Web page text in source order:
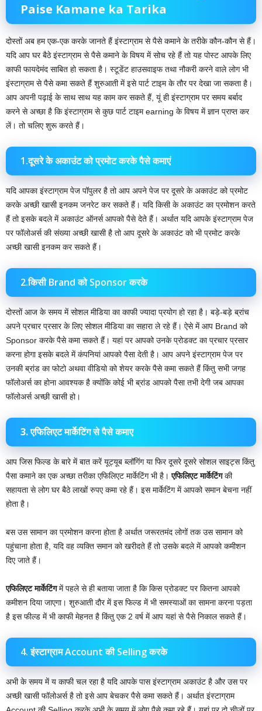
Paise Kamane ka Tarika
दोस्तों अब हम एक-एक करके जानते हैं इंस्टाग्राम से पैसे कमाने के तरीके कौन-कौन से हैं।
यदि आप घर बैठे इंस्टाग्राम से पैसे कमाने के विषय में सोच रहे हैं तो यह पोस्ट आपके लिए
काफी फायदेमंद साबित हो सकता है। स्टूडेंट हाउसवाइफ तथा नौकरी करने वाले लोग भी
इंस्टाग्राम से पैसे कमा सकते हैं शुरुआती में इसे पार्ट टाइम के तौर पर देखा जा सकता है।
आप अपनी पढ़ाई के साथ साथ यह काम कर सकते हैं, यूं ही इंस्टाग्राम पर समय बर्बाद
करने से अच्छा है कि इंस्टाग्राम से कुछ पार्ट टाइम earning के विषय में ज्ञान प्राप्त कर
लें। तो चलिए शुरू करते हैं।
1.दूसरे के अकाउंट को प्रमोट करके पैसे कमाएं
यदि आपका इंस्टाग्राम पेज पॉपुलर है तो आप अपने पेज पर दूसरे के अकाउंट को प्रमोट
करके अच्छी खासी इनकम जनरेट कर सकते हैं। यदि किसी के अकाउंट का प्रमोशन करते
हैं तो इसके बदले में अकाउंट ऑनर्स आपको पैसे देते हैं। अर्थात यदि आपके इंस्टाग्राम पेज
पर फॉलोअर्स की संख्या अच्छी खासी है तो आप दूसरे के अकाउंट को भी प्रमोट करके
अच्छी खासी इनकम कर सकते हैं।
2.किसी Brand को Sponsor करके
दोस्तों आज के समय में सोशल मीडिया का काफी ज्यादा प्रयोग हो रहा है। बड़े-बड़े ब्रांच
अपने प्रचार प्रसार के लिए सोशल मीडिया का सहारा ले रहे हैं। ऐसे में आप Brand को
Sponsor करके पैसे कमा सकते हैं। यहां पर आपको उनके प्रोडक्ट का प्रचार प्रसार
करना होगा इसके बदले में कंपनियां आपको पैसा देती है। आप अपने इंस्टाग्राम पेज पर
उनकी ब्रांड का फोटो अथवा वीडियो को शेयर करके पैसे कमा सकते हैं किंतु सभी जगह
फॉलोअर्स का होना आवश्यक है क्योंकि कोई भी ब्रांड आपको पैसा तभी देगी जब आपका
फॉलोअर्स अच्छी खासी हो।
3. एफिलिएट मार्केटिंग से पैसे कमाए
आप जिस फिल्ड के बारे में बात करें यूट्यूब ब्लॉगिंग या फिर दूसरे दूसरे सोशल साइट्स किंतु
पैसा कमाने का एक अच्छा तरीका एफिलिएट मार्केटिंग भी है।एफिलिएट मार्केटिंगकी
सहायता से लोग घर बैठे लाखों रुपए कमा रहे हैं। इस मार्केटिंग में आपको समान बेचना नहीं
होता है।
बस उस सामान का प्रमोशन करना होता है अर्थात जरूरतमंद लोगों तक उस सामान को
पहुंचाना होता है, यदि वह व्यक्ति समान को खरीदते हैं तो उसके बदले में आपको कमीशन
दिए जाते हैं।
एफिलिएट मार्केटिंगमें पहले से ही बताया जाता है कि किस प्रोडक्ट पर कितना आपको
कमीशन दिया जाएगा। शुरुआती दौर में इस फिल्ड में भी समस्याओं का सामना करना पड़ता
है इस फील्ड में भी काफी मेहनत है किंतु एक 2 वर्ष में आप यहां से पैसे निकाल सकते हैं।
4. इंस्टाग्राम Account की Selling करके
अभी के समय में य काफी चल रहा है यदि आपके पास इंस्टाग्राम अकाउंट है और उस पर
अच्छी खासी फॉलोअर्स है तो इसे आप बेचकर पैसे कमा सकते हैं। अर्थात इंस्टाग्राम